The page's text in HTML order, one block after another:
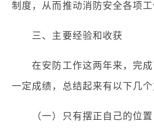
制度，从而推动消防安全各项工
三、主要经验和收获
在安防工作这两年来，完成
一定成绩，总结起来有以下几个
（一）只有摆正自己的位置